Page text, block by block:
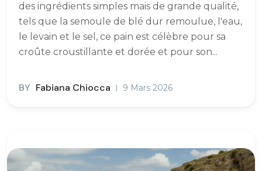
des ingrédients simples mais de grande qualité,
tels que la semoule de blé dur remoulue, l'eau,
le levain et le sel, ce pain est célèbre pour sa
croûte croustillante et dorée et pour son...
BY Fabiana Chiocca 9 Mars 2026